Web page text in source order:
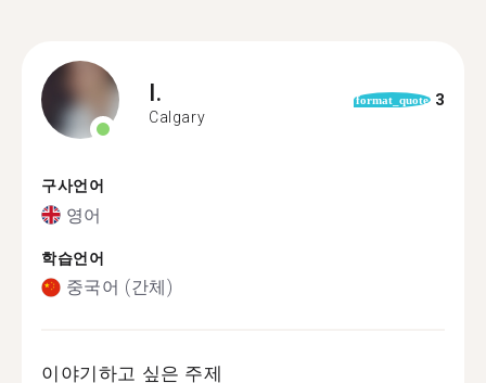
I.
Calgary
format_quote 3
구사언어
영어
학습언어
중국어 (간체)
이야기하고 싶은 주제